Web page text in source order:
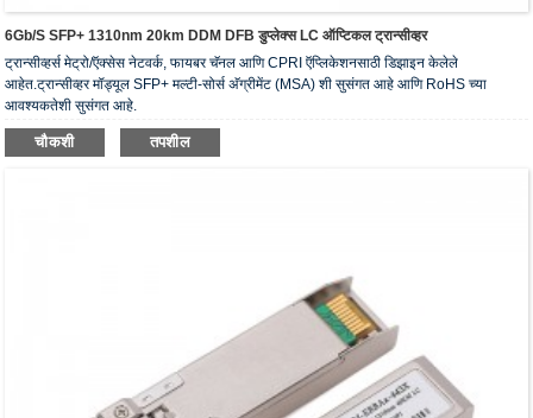
6Gb/s SFP+ 1310nm 20km DDM DFB डुप्लेक्स LC ऑप्टिकल ट्रान्सीव्हर
ट्रान्सीव्हर्स मेट्रो/ऍक्सेस नेटवर्क, फायबर चॅनल आणि CPRI ऍप्लिकेशनसाठी डिझाइन केलेले
आहेत.ट्रान्सीव्हर मॉड्यूल SFP+ मल्टी-सोर्स अ‍ॅग्रीमेंट (MSA) शी सुसंगत आहे आणि RoHS च्या
आवश्यकतेशी सुसंगत आहे.
चौकशी तपशील